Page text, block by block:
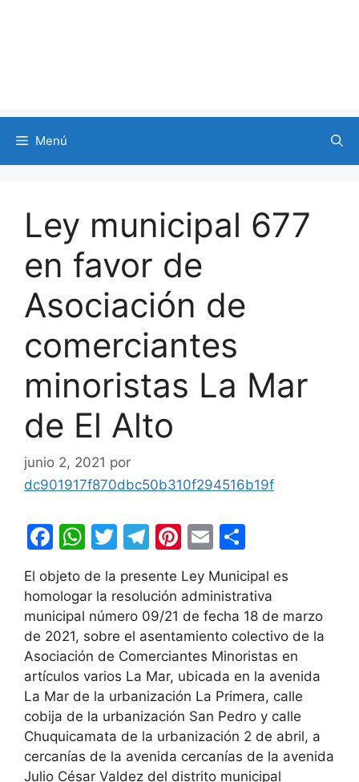
Menú
Ley municipal 677
en favor de
Asociación de
comerciantes
minoristas La Mar
de El Alto
junio 2, 2021 por
dc901917f870dbc50b310f294516b19f
F
c
e
b
o
o
k
W
at
s
A
p
p
T
itt
er
T
e
gr
a
m
Pi
er
e
st
E
ai
l
m
p
ar
tir
El objeto de la presente Ley Municipal es
homologar la resolución administrativa
municipal número 09/21 de fecha 18 de marzo
de 2021, sobre el asentamiento colectivo de la
Asociación de Comerciantes Minoristas en
artículos varios La Mar, ubicada en la avenida
La Mar de la urbanización La Primera, calle
cobija de la urbanización San Pedro y calle
Chuquicamata de la urbanización 2 de abril, a
cercanías de la avenida cercanías de la avenida
Julio César Valdez del distrito municipal